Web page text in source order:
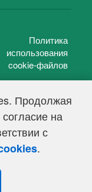
Продолжая
на
с
.
Политика
использования
cookie-файлов
39848, выдано